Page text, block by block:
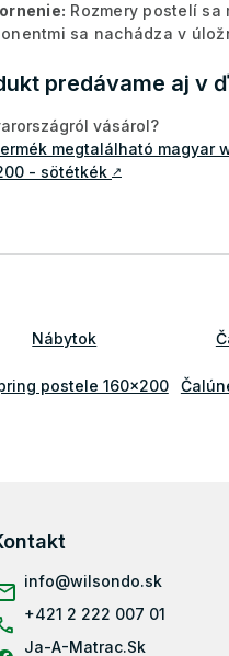
Rozmery postelí
sa nachádza v
predávame aj v
vásárol?
megtalálható magyar
- sötétkék ↗
Nábytok
postele 160x200
info@wilsondo.sk
+421 2 222 007 01
Ja-A-Matrac.Sk